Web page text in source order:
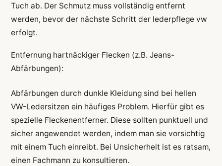
Tuch ab. Der Schmutz muss vollständig entfernt
werden, bevor der nächste Schritt der lederpflege vw
erfolgt.
Entfernung hartnäckiger Flecken (z.B. Jeans-
Abfärbungen):
Abfärbungen durch dunkle Kleidung sind bei hellen
VW-Ledersitzen ein häufiges Problem. Hierfür gibt es
spezielle Fleckenentferner. Diese sollten punktuell und
sicher angewendet werden, indem man sie vorsichtig
mit einem Tuch einreibt. Bei Unsicherheit ist es ratsam,
einen Fachmann zu konsultieren.